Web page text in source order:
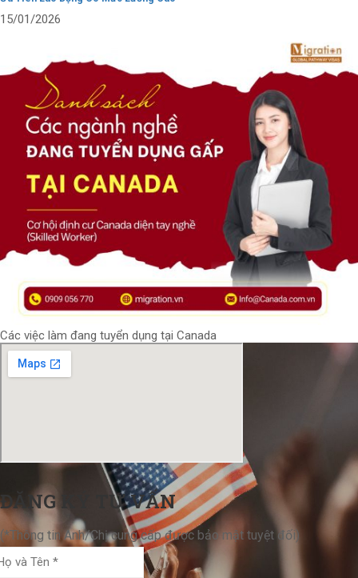
15/01/2026
Các việc làm đang tuyển dụng tại Canada
ĐĂNG KÝ TƯ VẤN
(*Thông tin Anh/Chị cung cấp được bảo mật tuyệt đối)